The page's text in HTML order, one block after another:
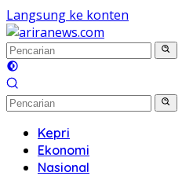
Langsung ke konten
Kepri
Ekonomi
Nasional